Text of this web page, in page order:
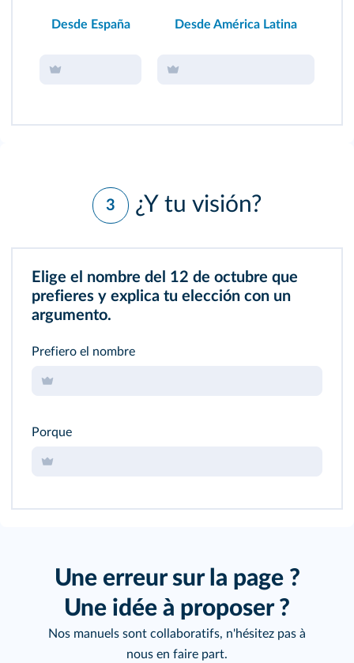
Desde España Desde América Latina
3 ¿Y tu visión?
Elige el nombre del 12 de octubre que
prefieres y explica tu elección con un
argumento.
Prefiero el nombre
Porque
Une erreur sur la page ?
Une idée à proposer ?
Nos manuels sont collaboratifs, n'hésitez pas à
nous en faire part.